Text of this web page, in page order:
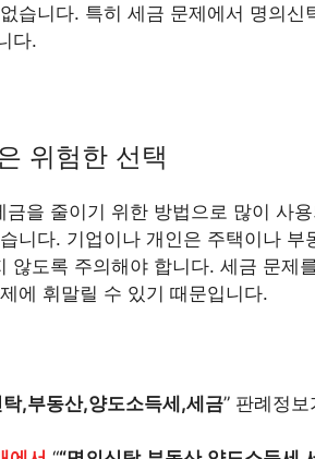
습니다. 특히 세금 문제에서 명의신
다.
위험한 선택
금을 줄이기 위한 방법으로 많이 사
니다. 기업이나 개인은 주택이나 부
않도록 주의해야 합니다. 세금 문제
에 휘말릴 수 있기 때문입니다.
,부동산,양도소득세,세금” 판례정